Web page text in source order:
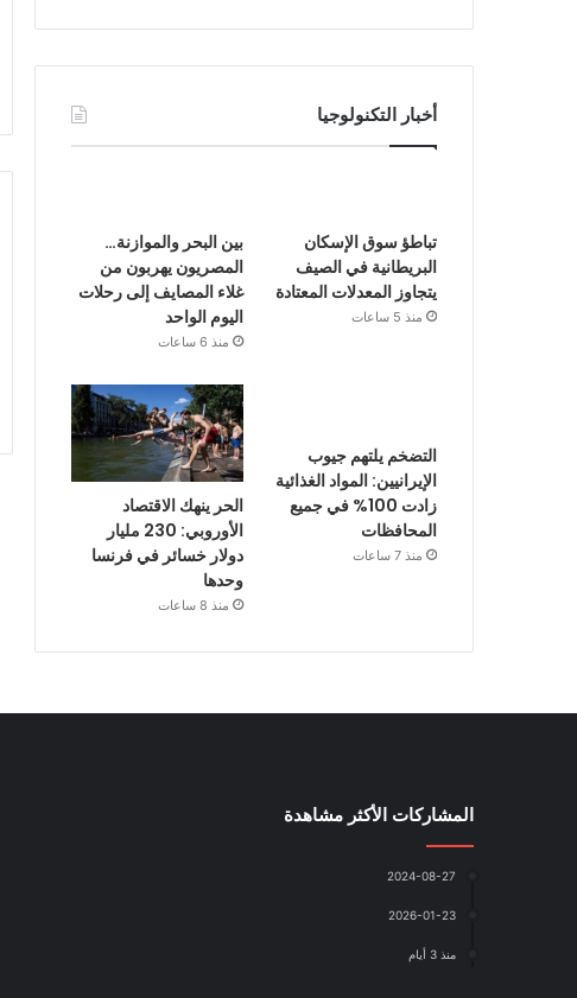
أخبار التكنولوجيا
تباطؤ سوق الإسكان
البريطانية في الصيف
يتجاوز المعدلات المعتادة
منذ 5 ساعات
بين البحر والموازنة…
المصريون يهربون من
غلاء المصايف إلى رحلات
اليوم الواحد
منذ 6 ساعات
التضخم يلتهم جيوب
الإيرانيين: المواد الغذائية
زادت 100% في جميع
المحافظات
منذ 7 ساعات
الحر ينهك الاقتصاد
الأوروبي: 230 مليار
دولار خسائر في فرنسا
وحدها
منذ 8 ساعات
المشاركات الأكثر مشاهدة
2024-08-27
2026-01-23
منذ 3 أيام